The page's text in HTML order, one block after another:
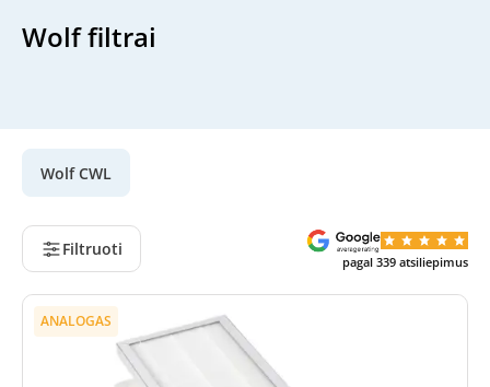
Wolf filtrai
Wolf CWL
Filtruoti
pagal 339 atsiliepimus
ANALOGAS